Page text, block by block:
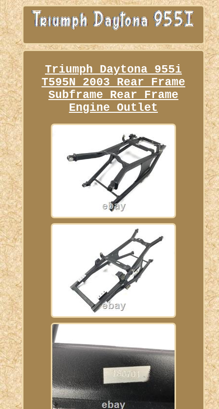
Triumph Daytona 955i
T595N 2003 Rear Frame
Subframe Rear Frame
Engine Outlet